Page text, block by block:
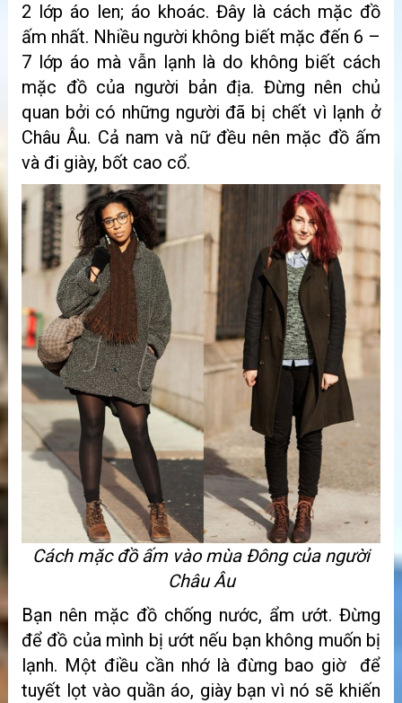
2 lớp áo len; áo khoác. Đây là cách mặc đồ
ấm nhất. Nhiều người không biết mặc đến 6 –
7 lớp áo mà vẫn lạnh là do không biết cách
mặc đồ của người bản địa. Đừng nên chủ
quan bởi có những người đã bị chết vì lạnh ở
Châu Âu. Cả nam và nữ đều nên mặc đồ ấm
và đi giày, bốt cao cổ.
Cách mặc đồ ấm vào mùa Đông của người
Châu Âu
Bạn nên mặc đồ chống nước, ẩm ướt. Đừng
để đồ của mình bị ướt nếu bạn không muốn bị
lạnh. Một điều cần nhớ là đừng bao giờ để
tuyết lọt vào quần áo, giày bạn vì nó sẽ khiến